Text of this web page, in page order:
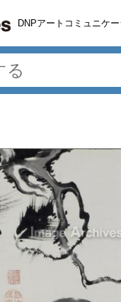
DNPアートコミュニケ